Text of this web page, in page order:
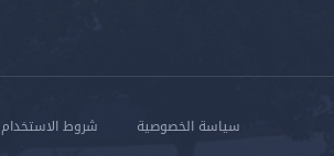
سياسة الخصوصية شروط الاستخدام